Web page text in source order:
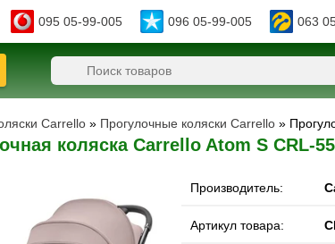
095 05-99-005 096 05-99-005 063
Carrello » Прогулочные коляски Carrello »
коляска Carrello Atom S CRL-
Производитель:
Артикул товара: